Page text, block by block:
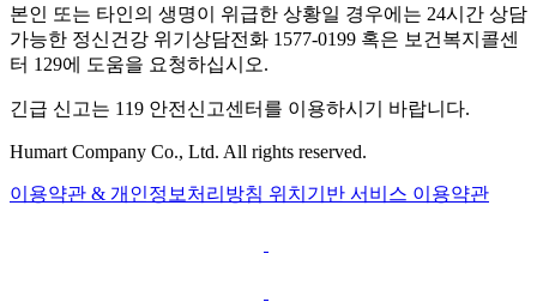
본인 또는 타인의 생명이 위급한 상황일 경우에는 24시간 상담
가능한 정신건강 위기상담전화 1577-0199 혹은 보건복지콜센
터 129에 도움을 요청하십시오.
긴급 신고는 119 안전신고센터를 이용하시기 바랍니다.
Humart Company Co., Ltd. All rights reserved.
이용약관 & 개인정보처리방침 위치기반 서비스 이용약관